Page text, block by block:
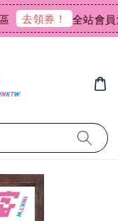
去領券！ 全站會員